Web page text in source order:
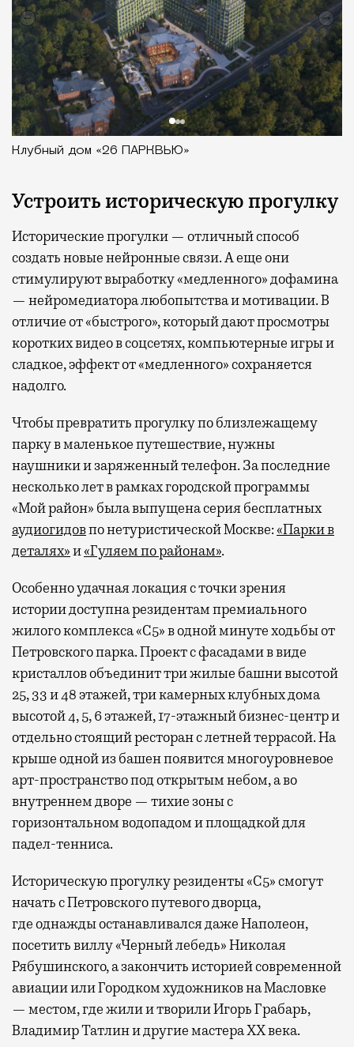
Клубный дом «26 ПАРКВЬЮ»
Устроить историческую прогулку
Исторические прогулки — отличный способ
создать новые нейронные связи. А еще они
стимулируют выработку «медленного» дофамина
— нейромедиатора любопытства и мотивации. В
отличие от «быстрого», который дают просмотры
коротких видео в соцсетях, компьютерные игры и
сладкое, эффект от «медленного» сохраняется
надолго.
Чтобы превратить прогулку по близлежащему
парку в маленькое путешествие, нужны
наушники и заряженный телефон. За последние
несколько лет в рамках городской программы
«Мой район» была выпущена серия бесплатных
аудиогидовпо нетуристической Москве:«Парки в
деталях»и«Гуляем по районам».
Особенно удачная локация с точки зрения
истории доступна резидентам премиального
жилого комплекса «С5»в одной минуте ходьбы от
Петровского парка. Проект с фасадами в виде
кристаллов объединит три жилые башни высотой
25, 33 и 48 этажей, три камерных клубных дома
высотой 4, 5, 6 этажей, 17-этажный бизнес-центр и
отдельно стоящий ресторан с летней террасой. На
крыше одной из башен появится многоуровневое
арт-пространство под открытым небом, а во
внутреннем дворе — тихие зоны с
горизонтальном водопадом и площадкой для
падел-тенниса.
Историческую прогулку резиденты «С5» смогут
начать с Петровского путевого дворца,
гдеоднажды останавливался даже Наполеон,
посетить виллу «Черный лебедь» Николая
Рябушинского, а закончить историей современной
авиации или Городком художников на Масловке
— местом, где жили и творили Игорь Грабарь,
Владимир Татлин и другие мастера XX века.